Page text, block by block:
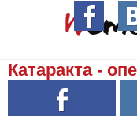
Катаракта -